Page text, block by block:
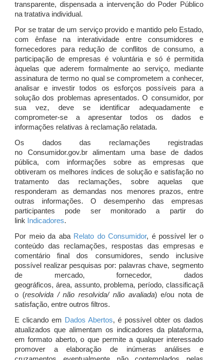
transparente, dispensada a intervenção do Poder Público
na tratativa individual.
Por se tratar de um serviço provido e mantido pelo Estado,
com ênfase na interatividade entre consumidores e
fornecedores para redução de conflitos de consumo, a
participação de empresas é voluntária e só é permitida
àquelas que aderem formalmente ao serviço, mediante
assinatura de termo no qual se comprometem a conhecer,
analisar e investir todos os esforços possíveis para a
solução dos problemas apresentados. O consumidor, por
sua vez, deve se identificar adequadamente e
comprometer-se a apresentar todos os dados e
informações relativas à reclamação relatada.
Os dados das reclamações registradas
no Consumidor.gov.br alimentam uma base de dados
pública, com informações sobre as empresas que
obtiveram os melhores índices de solução e satisfação no
tratamento das reclamações, sobre aquelas que
responderam as demandas nos menores prazos, entre
outras informações. O desempenho das empresas
participantes pode ser monitorado a partir do
link Indicadores.
Por meio da aba Relato do Consumidor, é possível ler o
conteúdo das reclamações, respostas das empresas e
comentário final dos consumidores, sendo inclusive
possível realizar pesquisas por: palavras chave, segmento
de mercado, fornecedor, dados
geográficos, área, assunto, problema, período, classificaçã
o (resolvida / não resolvida/ não avaliada) e/ou nota de
satisfação, entre outros filtros.
E clicando em Dados Abertos, é possível obter os dados
atualizados que alimentam os indicadores da plataforma,
em formato aberto, o que permite a qualquer interessado
promover a elaboração de inúmeras análises e